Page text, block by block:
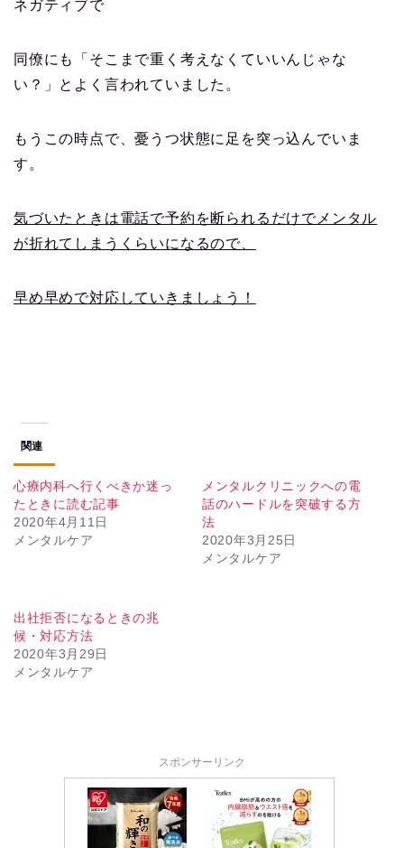
ネガティブで
同僚にも「そこまで重く考えなくていいんじゃな
い？」とよく言われていました。
もうこの時点で、憂うつ状態に足を突っ込んでいま
す。
気づいたときは電話で予約を断られるだけでメンタル
が折れてしまうくらいになるので、
早め早めで対応していきましょう！
関連
心療内科へ行くべきか迷っ
たときに読む記事
2020年4月11日
メンタルケア
メンタルクリニックへの電
話のハードルを突破する方
法
2020年3月25日
メンタルケア
出社拒否になるときの兆
候・対応方法
2020年3月29日
メンタルケア
スポンサーリンク